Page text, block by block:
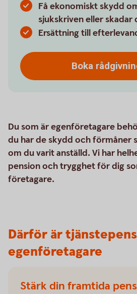
Få ekonomiskt skydd
sjukskriven eller skadar
Ersättning till
Boka
Du som är egenföretagare
du har de skydd och förmåner
om du varit anställd. Vi har
pension och trygghet för dig
företagare.
Därför är
egenföretagare
Stärk din framtida